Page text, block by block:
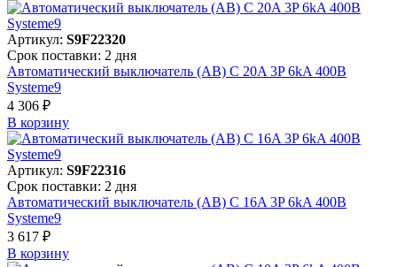
Артикул: S9F22320
Срок поставки: 2 дня
Автоматический выключатель (АВ) C 20A 3P 6kA 400В
Systeme9
4 306 ₽
В корзинy
Артикул: S9F22316
Срок поставки: 2 дня
Автоматический выключатель (АВ) C 16A 3P 6kA 400В
Systeme9
3 617 ₽
В корзинy